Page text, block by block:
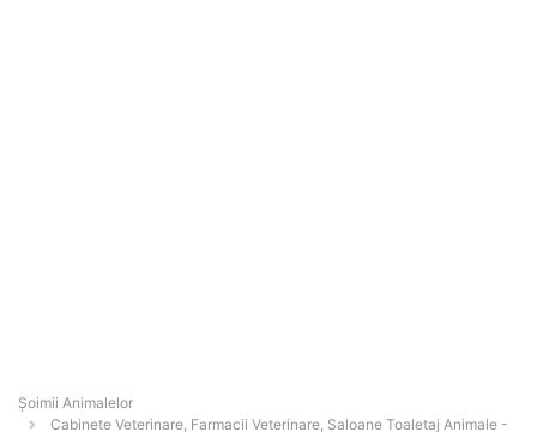
Şoimii Animalelor
Cabinete Veterinare, Farmacii Veterinare, Saloane Toaletaj Animale -